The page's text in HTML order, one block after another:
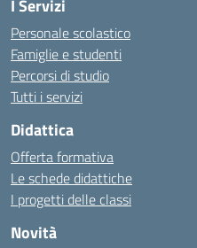
I Servizi
Personale scolastico
Famiglie e studenti
Percorsi di studio
Tutti i servizi
Didattica
Offerta formativa
Le schede didattiche
I progetti delle classi
Novità